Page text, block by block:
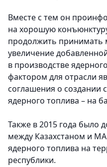
Вместе с тем он
на хорошую
продолжить принимать
увеличение
в производстве
фактором для отрасли
соглашения о создании
ядерного топлива – на
Также в 2015 года было
между Казахстаном и
ядерного топлива на
республики.